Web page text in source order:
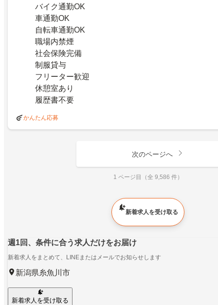
バイク通勤OK
車通勤OK
自転車通勤OK
職場内禁煙
社会保険完備
制服貸与
フリーター歓迎
休憩室あり
履歴書不要
かんたん応募
次のページへ
1 ページ目（全 9,586 件）
新着求人を受け取る
週1回、条件に合う求人だけをお届け
新着求人をまとめて、LINEまたはメールでお知らせします
新潟県糸魚川市
新着求人を受け取る